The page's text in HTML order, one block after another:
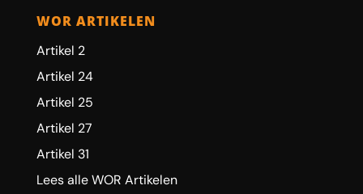
WOR ARTIKELEN
Artikel 2
Artikel 24
Artikel 25
Artikel 27
Artikel 31
Lees alle WOR Artikelen